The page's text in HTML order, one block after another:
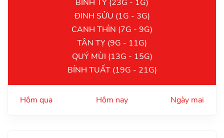
BÍNH TÝ (23G - 1G)
ĐINH SỬU (1G - 3G)
CANH THÌN (7G - 9G)
TÂN TỴ (9G - 11G)
QUÝ MÙI (13G - 15G)
BÍNH TUẤT (19G - 21G)
Hôm qua Hôm nay Ngày mai